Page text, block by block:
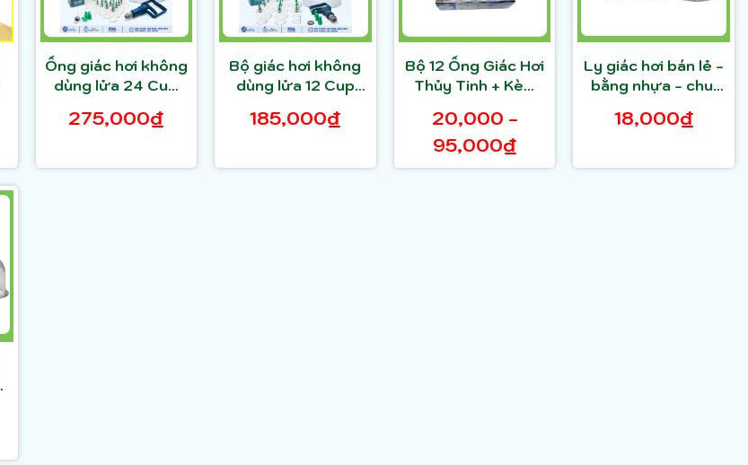
Ống giác hơi không
dùng lửa 24 Cup
tiêu chuẩn ISO-
275,000₫
Bộ giác hơi không
dùng lửa 12 Cup
tiêu chuẩn ISO-
185,000₫
Bộ 12 Ống Giác Hơi
Thủy Tinh + Kèm
20,000 -
95,000₫
Ly giác hơi bán lẻ -
bằng nhựa - chui
18,000₫